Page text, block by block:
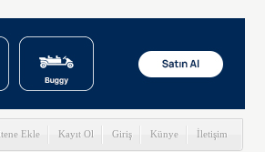
Ekle Kayıt Ol Giriş Künye İletişim